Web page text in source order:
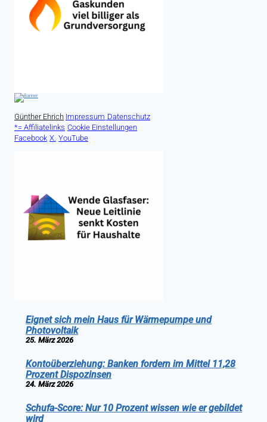
Günther Ehrich Impressum Datenschutz
*= Affiliatelinks Cookie Einstellungen
Facebook X. YouTube
Eignet sich mein Haus für Wärmepumpe und
Photovoltaik
25. März 2026
Kontoüberziehung: Banken fordern im Mittel 11,28
Prozent Dispozinsen
24. März 2026
Schufa-Score: Nur 10 Prozent wissen wie er gebildet
wird